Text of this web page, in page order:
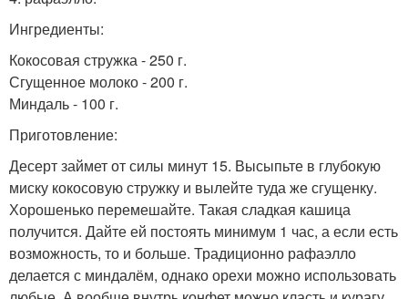
Ингредиенты:
Кокосовая стружка - 250 г.
Сгущенное молоко - 200 г.
Миндаль - 100 г.
Приготовление:
Десерт займет от силы минут 15. Высыпьте в глубокую
миску кокосовую стружку и вылейте туда же сгущенку.
Хорошенько перемешайте. Такая сладкая кашица
получится. Дайте ей постоять минимум 1 час, а если есть
возможность, то и больше. Традиционно рафаэлло
делается с миндалём, однако орехи можно использовать